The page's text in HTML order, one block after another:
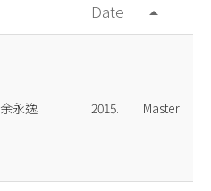
Date
arrow_drop_up
余永逸 2015. Master